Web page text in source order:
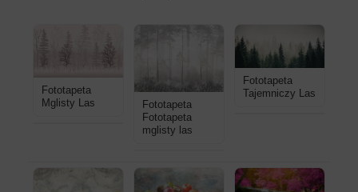
Fototapeta
Mglisty Las
Fototapeta
Fototapeta
mglisty las
Fototapeta
Tajemniczy Las